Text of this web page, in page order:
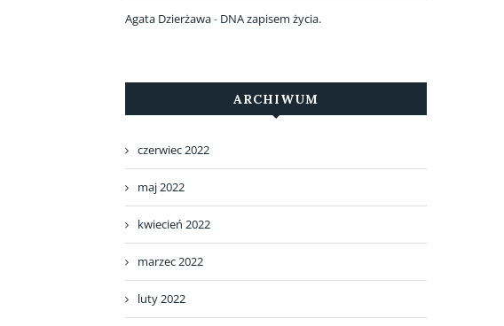
Agata Dzierżawa- DNA zapisem życia.
ARCHIWUM
czerwiec 2022
maj 2022
kwiecień 2022
marzec 2022
luty 2022